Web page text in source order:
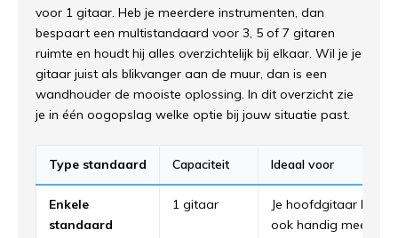
voor 1 gitaar. Heb je meerdere instrumenten, dan
bespaart een multistandaard voor 3, 5 of 7 gitaren
ruimte en houdt hij alles overzichtelijk bij elkaar. Wil je je
gitaar juist als blikvanger aan de muur, dan is een
wandhouder de mooiste oplossing. In dit overzicht zie
je in één oogopslag welke optie bij jouw situatie past.
Type standaard Capaciteit Ideaal voor
Enkele
standaard
1 gitaar
Je hoofdgitaar
ook handig mee te